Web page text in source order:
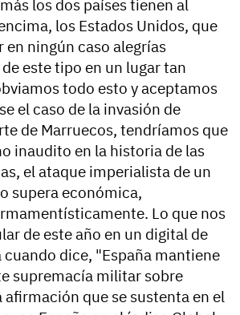
los dos países tienen al
los Estados Unidos, que
en ningún caso alegrías
este tipo en un lugar tan
todo esto y aceptamos
el caso de la invasión de
de Marruecos, tendríamos que
inaudito en la historia de las
el ataque imperialista de un
supera económica,
Lo que nos
de este año en un digital de
dice, "España mantiene
supremacía militar sobre
afirmación que se sustenta en el